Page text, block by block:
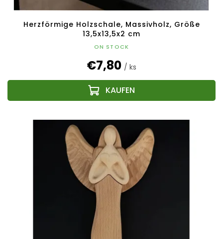
Herzförmige Holzschale, Massivholz, Größe
13,5x13,5x2 cm
ON STOCK
€7,80 / ks